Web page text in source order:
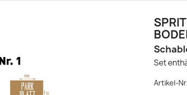
Set
Artikel-Nr.